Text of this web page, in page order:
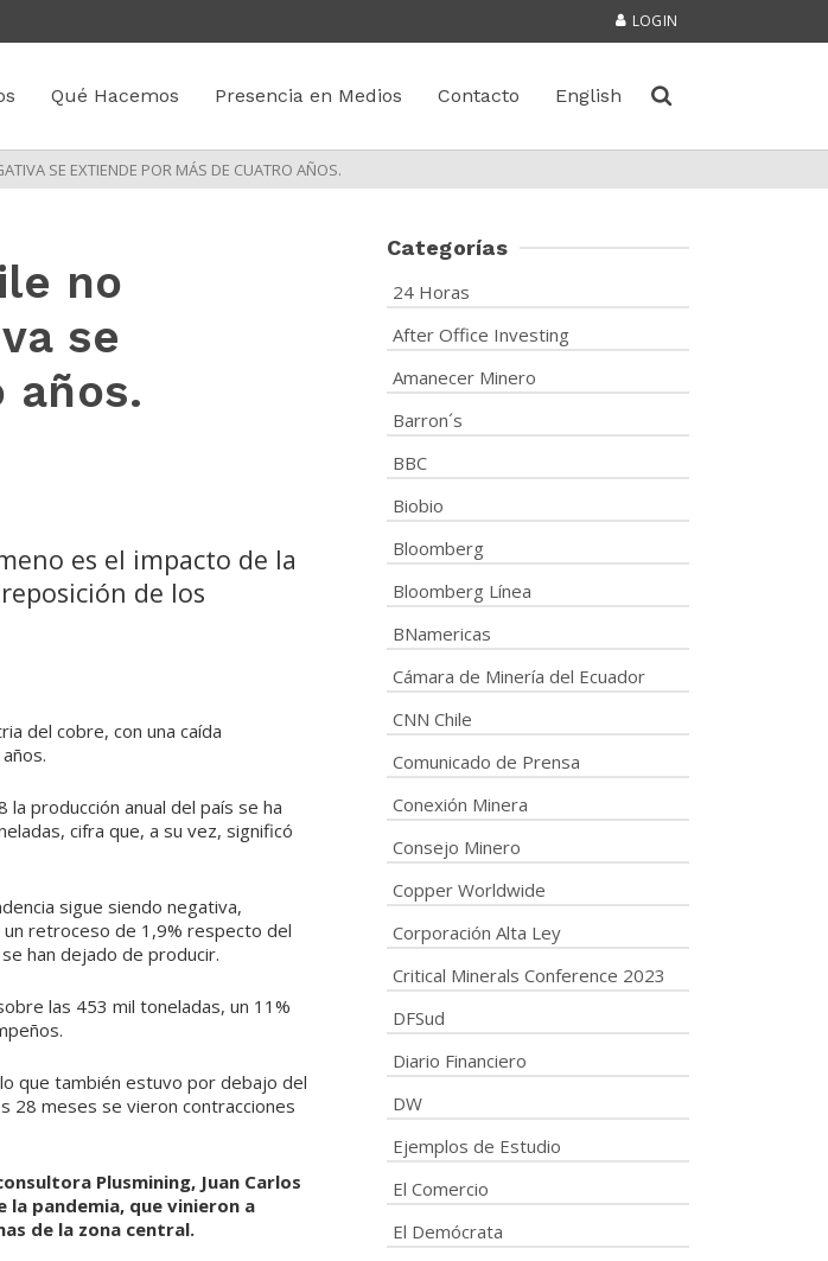
LOGIN
Qué Hacemos Presencia en Medios Contacto English
SE EXTIENDE POR MÁS DE CUATRO AÑOS.
no
se
años.
es el impacto de la
de los
del cobre, con una caída
la producción anual del país se ha
cifra que, a su vez, significó
sigue siendo negativa,
retroceso de 1,9% respecto del
han dejado de producir.
las 453 mil toneladas, un 11%
que también estuvo por debajo del
28 meses se vieron contracciones
Plusmining, Juan Carlos
pandemia, que vinieron a
de la zona central.
Categorías
24 Horas
After Office Investing
Amanecer Minero
Barron´s
BBC
Biobio
Bloomberg
Bloomberg Línea
BNamericas
Cámara de Minería del Ecuador
CNN Chile
Comunicado de Prensa
Conexión Minera
Consejo Minero
Copper Worldwide
Corporación Alta Ley
Critical Minerals Conference 2023
DFSud
Diario Financiero
DW
Ejemplos de Estudio
El Comercio
El Demócrata